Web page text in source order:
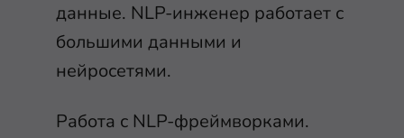
данные. NLP-инженер работает с
большими данными и
нейросетями.
Работа с NLP-фреймворками.